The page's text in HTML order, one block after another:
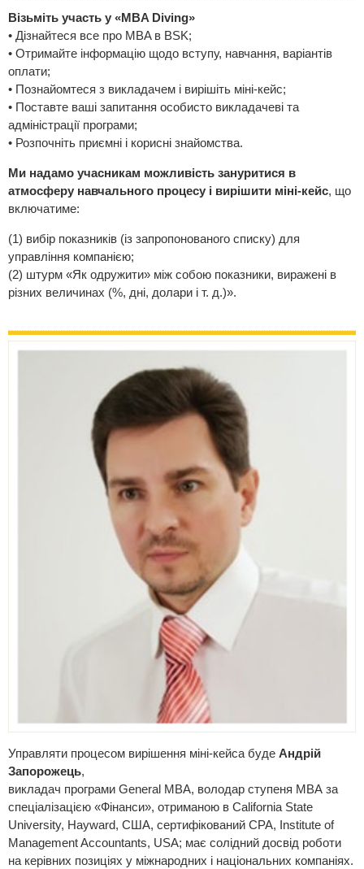
Візьміть участь у «MBA Diving»
• Дізнайтеся все про MBA в BSK;
• Отримайте інформацію щодо вступу, навчання, варіантів
оплати;
• Познайомтеся з викладачем і вирішіть міні-кейс;
• Поставте ваші запитання особисто викладачеві та
адміністрації програми;
• Розпочніть приємні і корисні знайомства.
Ми надамо учасникам можливість зануритися в
атмосферу навчального процесу і вирішити міні-кейс, що
включатиме:
(1) вибір показників (із запропонованого списку) для
управління компанією;
(2) штурм «Як одружити» між собою показники, виражені в
різних величинах (%, дні, долари і т. д.)».
Управляти процесом вирішення міні-кейса буде Андрій
Запорожець,
викладач програми General MBA, володар ступеня МВА за
спеціалізацією «Фінанси», отриманою в California State
University, Hayward, США, сертифікований СРА, Institute of
Management Accountants, USA; має солідний досвід роботи
на керівних позиціях у міжнародних і національних компаніях.